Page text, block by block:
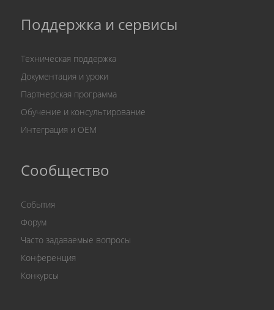
Поддержка и сервисы
Техническая поддержка
Документация и уроки
Партнерская программа
Обучение и консультирование
Интеграция и OEM
Сообщество
События
Форум
Часто задаваемые вопросы
Конференция
Конкурсы